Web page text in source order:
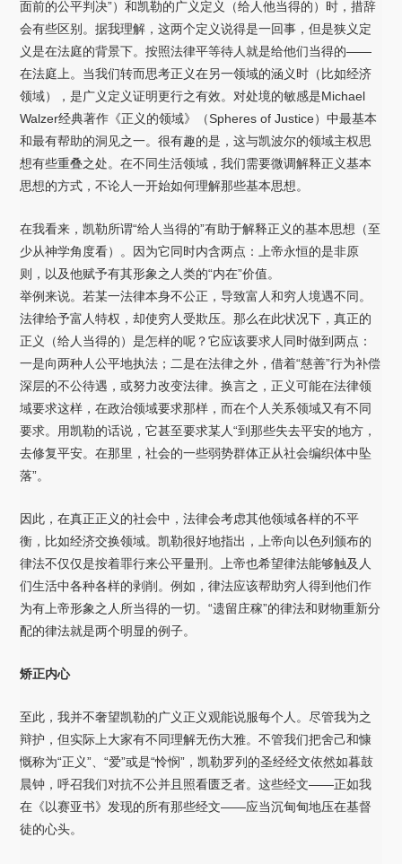
面前的公平判决”）和凯勒的广义定义（给人他当得的）时，措辞
会有些区别。据我理解，这两个定义说得是一回事，但是狭义定
义是在法庭的背景下。按照法律平等待人就是给他们当得的——
在法庭上。当我们转而思考正义在另一领域的涵义时（比如经济
领域），是广义定义证明更行之有效。对处境的敏感是Michael
Walzer经典著作《正义的领域》（Spheres of Justice）中最基本
和最有帮助的洞见之一。很有趣的是，这与凯波尔的领域主权思
想有些重叠之处。在不同生活领域，我们需要微调解释正义基本
思想的方式，不论人一开始如何理解那些基本思想。
在我看来，凯勒所谓“给人当得的”有助于解释正义的基本思想（至
少从神学角度看）。因为它同时内含两点：上帝永恒的是非原
则，以及他赋予有其形象之人类的“内在”价值。
举例来说。若某一法律本身不公正，导致富人和穷人境遇不同。
法律给予富人特权，却使穷人受欺压。那么在此状况下，真正的
正义（给人当得的）是怎样的呢？它应该要求人同时做到两点：
一是向两种人公平地执法；二是在法律之外，借着“慈善”行为补偿
深层的不公待遇，或努力改变法律。换言之，正义可能在法律领
域要求这样，在政治领域要求那样，而在个人关系领域又有不同
要求。用凯勒的话说，它甚至要求某人“到那些失去平安的地方，
去修复平安。在那里，社会的一些弱势群体正从社会编织体中坠
落”。
因此，在真正正义的社会中，法律会考虑其他领域各样的不平
衡，比如经济交换领域。凯勒很好地指出，上帝向以色列颁布的
律法不仅仅是按着罪行来公平量刑。上帝也希望律法能够触及人
们生活中各种各样的剥削。例如，律法应该帮助穷人得到他们作
为有上帝形象之人所当得的一切。“遗留庄稼”的律法和财物重新分
配的律法就是两个明显的例子。
矫正内心
至此，我并不奢望凯勒的广义正义观能说服每个人。尽管我为之
辩护，但实际上大家有不同理解无伤大雅。不管我们把舍己和慷
慨称为“正义”、“爱”或是“怜悯”，凯勒罗列的圣经经文依然如暮鼓
晨钟，呼召我们对抗不公并且照看匮乏者。这些经文——正如我
在《以赛亚书》发现的所有那些经文——应当沉甸甸地压在基督
徒的心头。